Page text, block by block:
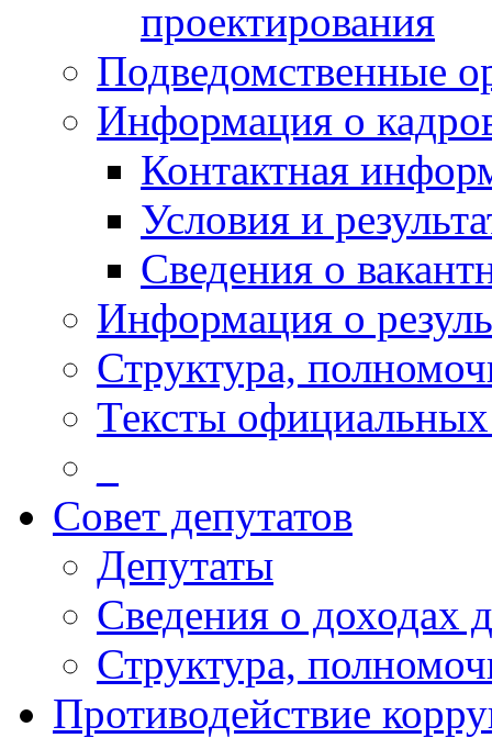
проектирования
Подведомственные
Информация о
Контактная
Условия и
Сведения о
Информация о
Структура,
Тексты
Совет депутатов
Депутаты
Сведения о доходах
Структура,
Противодействие